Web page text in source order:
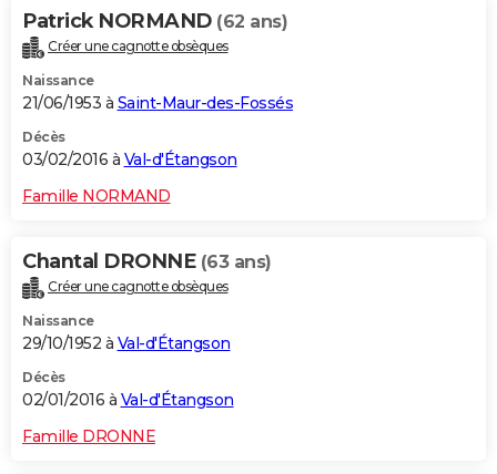
Patrick NORMAND (62 ans)
Créer une cagnotte obsèques
Naissance
21/06/1953 à Saint-Maur-des-Fossés
Décès
03/02/2016 à Val-d'Étangson
Famille NORMAND
Chantal DRONNE (63 ans)
Créer une cagnotte obsèques
Naissance
29/10/1952 à Val-d'Étangson
Décès
02/01/2016 à Val-d'Étangson
Famille DRONNE